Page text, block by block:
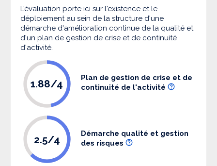
L’évaluation porte ici sur l'existence et le
déploiement au sein de la structure d'une
démarche d'amélioration continue de la qualité et
d'un plan de gestion de crise et de continuité
d'activité.
1.88/4
Plan de gestion de crise et de
continuité de l'activité
2.5/4
Démarche qualité et gestion
des risques